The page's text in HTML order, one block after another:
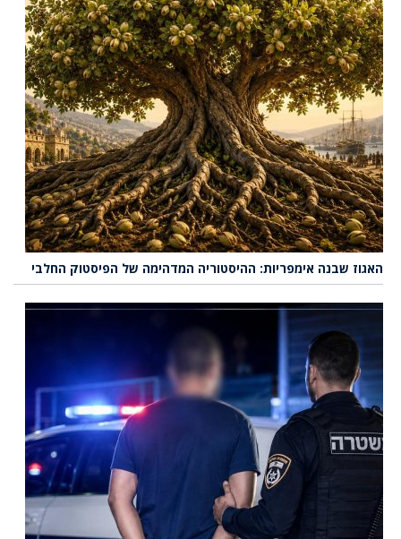
האגוז שבנה אימפריות: ההיסטוריה המדהימה של הפיסטוק החלבי